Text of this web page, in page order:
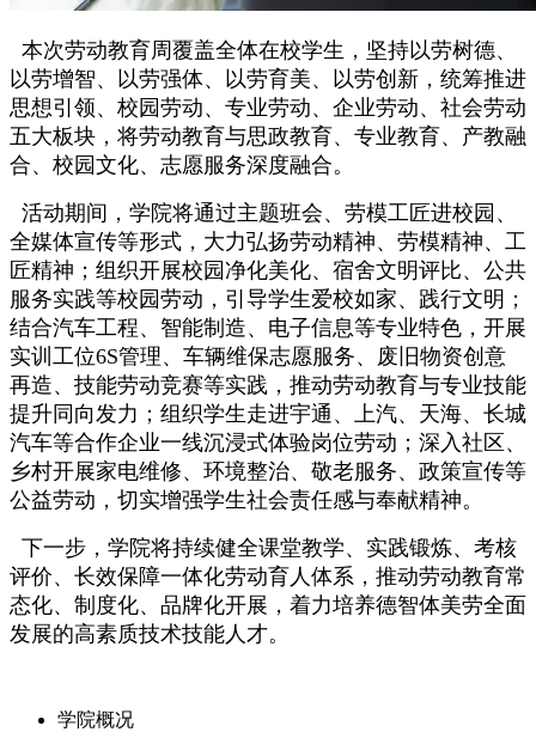
本次劳动教育周覆盖全体在校学生，坚持以劳树德、
以劳增智、以劳强体、以劳育美、以劳创新，统筹推进
思想引领、校园劳动、专业劳动、企业劳动、社会劳动
五大板块，将劳动教育与思政教育、专业教育、产教融
合、校园文化、志愿服务深度融合。
活动期间，学院将通过主题班会、劳模工匠进校园、
全媒体宣传等形式，大力弘扬劳动精神、劳模精神、工
匠精神；组织开展校园净化美化、宿舍文明评比、公共
服务实践等校园劳动，引导学生爱校如家、践行文明；
结合汽车工程、智能制造、电子信息等专业特色，开展
实训工位6S管理、车辆维保志愿服务、废旧物资创意
再造、技能劳动竞赛等实践，推动劳动教育与专业技能
提升同向发力；组织学生走进宇通、上汽、天海、长城
汽车等合作企业一线沉浸式体验岗位劳动；深入社区、
乡村开展家电维修、环境整治、敬老服务、政策宣传等
公益劳动，切实增强学生社会责任感与奉献精神。
下一步，学院将持续健全课堂教学、实践锻炼、考核
评价、长效保障一体化劳动育人体系，推动劳动教育常
态化、制度化、品牌化开展，着力培养德智体美劳全面
发展的高素质技术技能人才。
学院概况